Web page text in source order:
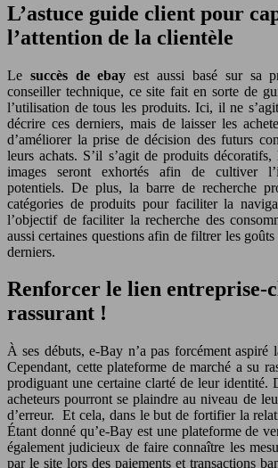
L’astuce guide client pour
l’attention de la clientèle
Le succès de ebay est aussi basé sur sa
conseiller technique, ce site fait en sorte de
l’utilisation de tous les produits. Ici, il ne
décrire ces derniers, mais de laisser les
d’améliorer la prise de décision des futurs
leurs achats. S’il s’agit de produits
images seront exhortés afin de cultiver
potentiels. De plus, la barre de recherche
catégories de produits pour faciliter la
l’objectif de faciliter la recherche des
aussi certaines questions afin de filtrer les goûts
derniers.
Renforcer le lien entreprise-
rassurant !
À ses débuts, e-Bay n’a pas forcément aspiré
Cependant, cette plateforme de marché a su
prodiguant une certaine clarté de leur identité.
acheteurs pourront se plaindre au niveau de
d’erreur. Et cela, dans le but de fortifier la
Étant donné qu’e-Bay est une plateforme de
également judicieux de faire connaître les
par le site lors des paiements et transactions